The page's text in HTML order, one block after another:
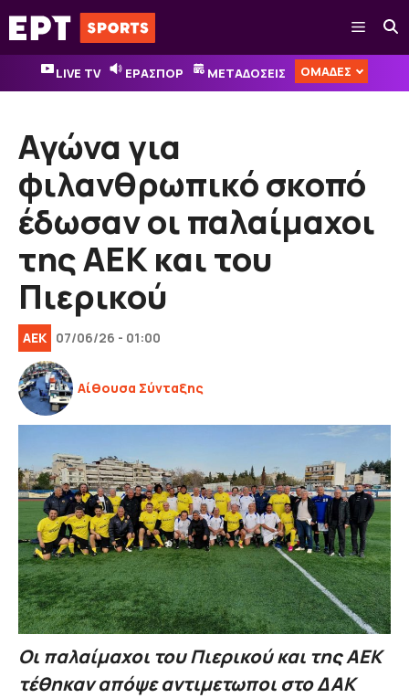
Μετάβαση
σε
περιεχόμενο
Μενού
LIVE TV ΕΡΑΣΠΟΡ ΜΕΤΑΔΟΣΕΙΣ ΟΜΑΔΕΣ
Αγώνα για
φιλανθρωπικό σκοπό
έδωσαν οι παλαίμαχοι
της ΑΕΚ και του
Πιερικού
ΑΕΚ 07/06/26 - 01:00
Αίθουσα Σύνταξης
Οι παλαίμαχοι του Πιερικού και της ΑΕΚ
τέθηκαν απόψε αντιμετωποι στο ΔΑΚ